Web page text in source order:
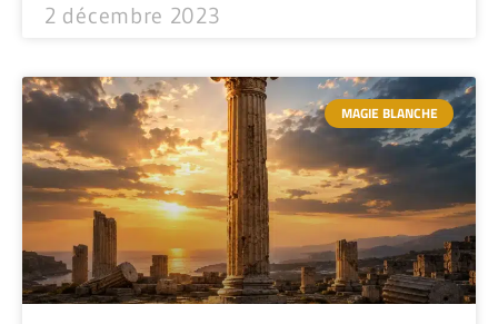
2 décembre 2023
MAGIE BLANCHE